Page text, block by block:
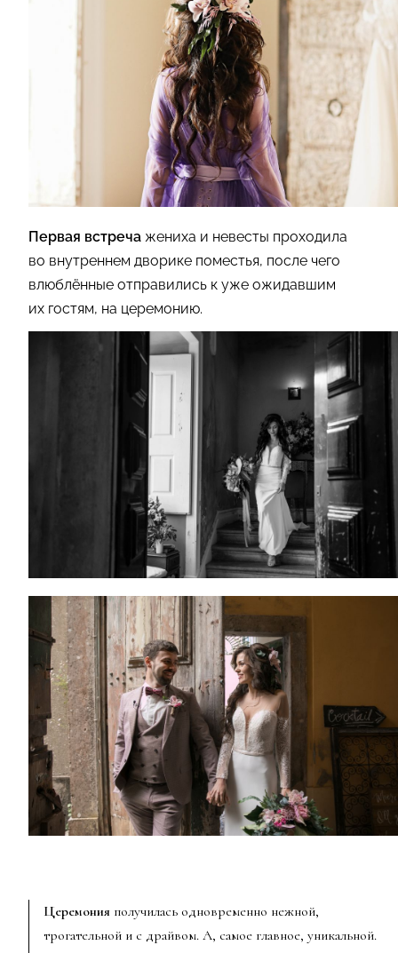
Первая встреча жениха и невесты проходила
во внутреннем дворике поместья, после чего
влюблённые отправились к уже ожидавшим
их гостям, на церемонию.
Церемония получилась одновременно нежной,
трогательной и с драйвом. А, самое главное, уникальной.